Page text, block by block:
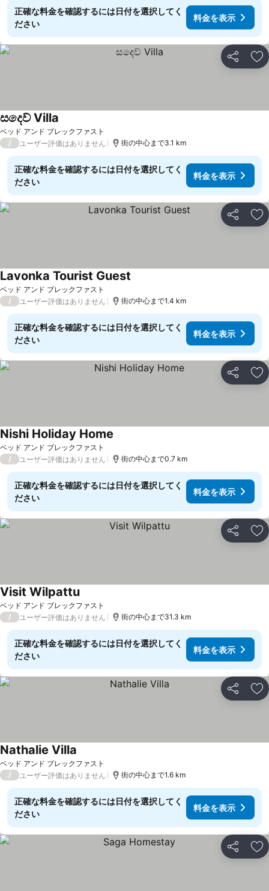
正確な料金を確認するには日付を選択してく
ださい
料金を表示
シェア お
ベッド アンド ブレックファスト
සදෙව් Villa
/ ユーザー評価はありません 街の中心まで3.1 km
正確な料金を確認するには日付を選択してく
ださい
料金を表示
シェア お
ベッド アンド ブレックファスト
Lavonka Tourist Guest
/ ユーザー評価はありません 街の中心まで1.4 km
正確な料金を確認するには日付を選択してく
ださい
料金を表示
シェア お
ベッド アンド ブレックファスト
Nishi Holiday Home
/ ユーザー評価はありません 街の中心まで0.7 km
正確な料金を確認するには日付を選択してく
ださい
料金を表示
シェア お
ベッド アンド ブレックファスト
Visit Wilpattu
/ ユーザー評価はありません 街の中心まで31.3 km
正確な料金を確認するには日付を選択してく
ださい
料金を表示
シェア お
ベッド アンド ブレックファスト
Nathalie Villa
/ ユーザー評価はありません 街の中心まで1.6 km
正確な料金を確認するには日付を選択してく
ださい
料金を表示
シェア お